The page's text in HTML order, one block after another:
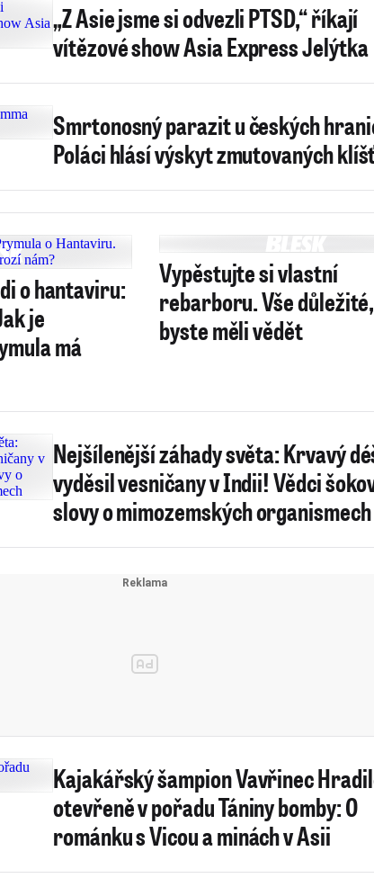
„Z Asie jsme si odvezli PTSD,“ říkají
vítězové show Asia Express Jelýtka
Smrtonosný parazit u českých
Poláci hlásí výskyt zmutovaných
o hantaviru:
je
má
Vypěstujte si vlastní
rebarboru. Vše
byste měli vědět
Nejšílenější záhady světa: Krvavý
vyděsil vesničany v Indii! Vědci
slovy o mimozemských organismech
Kajakářský šampion Vavřinec
otevřeně v pořadu Tániny bomby: O
románku s Vicou a minách v Asii